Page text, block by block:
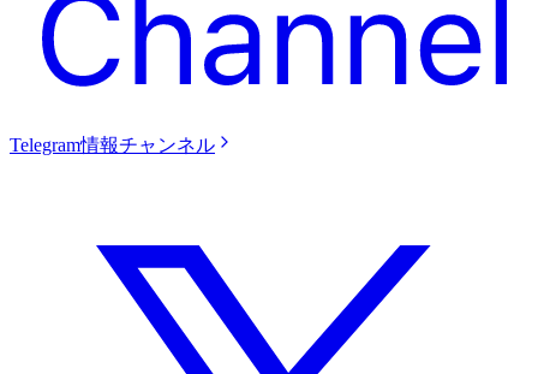
Telegram情報チャンネル